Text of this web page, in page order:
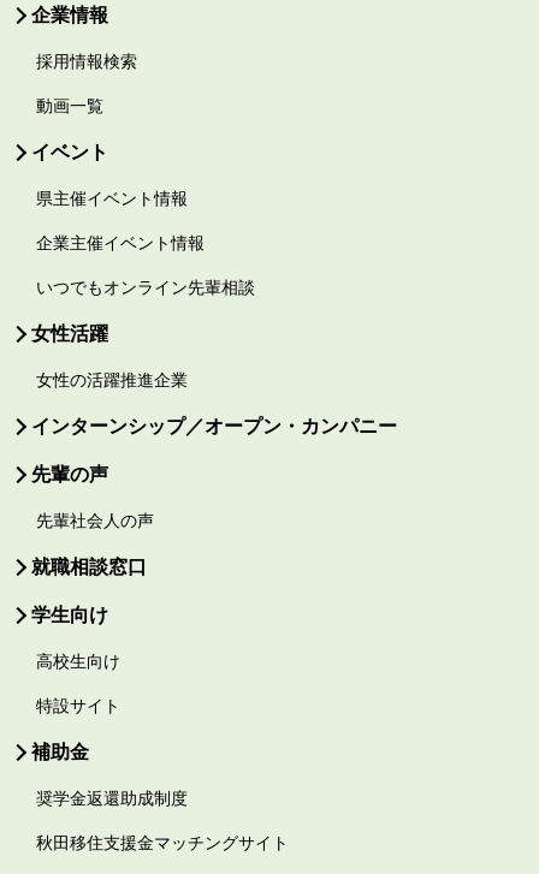
企業情報
採用情報検索
動画一覧
イベント
県主催イベント情報
企業主催イベント情報
いつでもオンライン先輩相談
女性活躍
女性の活躍推進企業
インターンシップ／オープン・カンパニー
先輩の声
先輩社会人の声
就職相談窓口
学生向け
高校生向け
特設サイト
補助金
奨学金返還助成制度
秋田移住支援金マッチングサイト